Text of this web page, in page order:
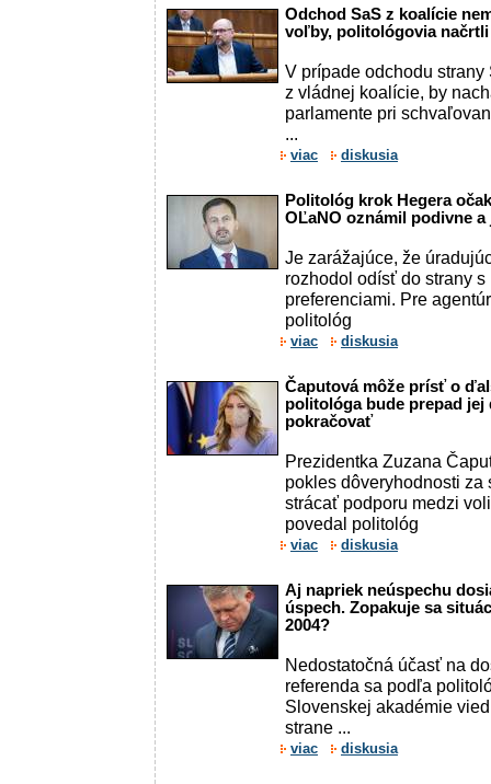
Odchod SaS z koalície
voľby, politológovia
V prípade odchodu
z vládnej koalície, by
parlamente pri
...
viac diskusia
Politológ krok Hegera
OĽaNO oznámil podivne
Je zarážajúce, že
rozhodol odísť do strany
preferenciami. Pre
politológ
viac diskusia
Čaputová môže prísť o
politológa bude prepad
pokračovať
Prezidentka Zuzana
pokles dôveryhodnosti za
strácať podporu medzi
povedal politológ
viac diskusia
Aj napriek neúspechu
úspech. Zopakuje sa
2004?
Nedostatočná účasť na
referenda sa podľa
Slovenskej akadémie
strane ...
viac diskusia